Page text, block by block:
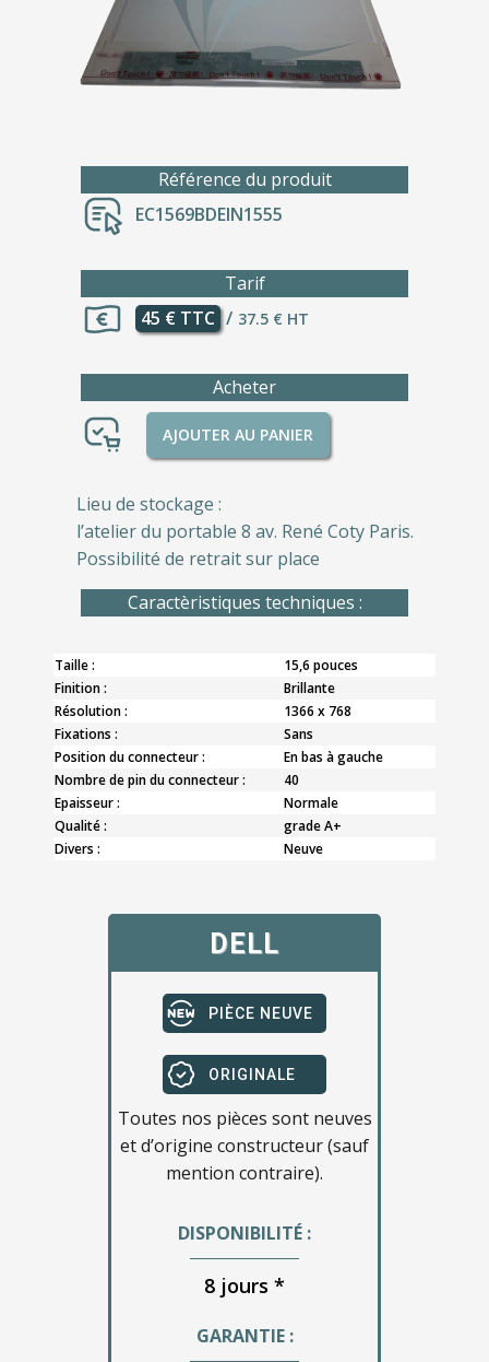
Référence du produit
EC1569BDEIN1555
Tarif
45 € TTC / 37.5 € HT
Acheter
AJOUTER AU PANIER
Lieu de stockage :
l’atelier du portable 8 av. René Coty Paris.
Possibilité de retrait sur place
Caractèristiques techniques :
Taille :
15,6 pouces
Finition :
Brillante
Résolution :
1366 x 768
Fixations :
Sans
Position du connecteur :
En bas à gauche
Nombre de pin du connecteur :
40
Epaisseur :
Normale
Qualité :
grade A+
Divers :
Neuve
DELL
PIÈCE NEUVE
ORIGINALE
Toutes nos pièces sont neuves
et d’origine constructeur (sauf
mention contraire).
DISPONIBILITÉ :
8 jours *
GARANTIE :